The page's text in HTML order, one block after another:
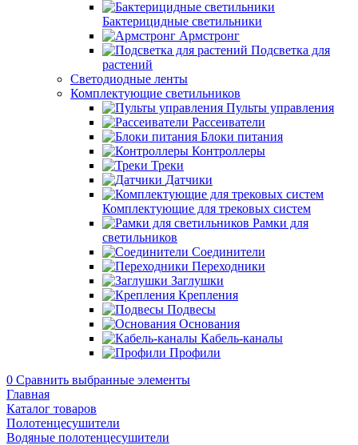
Бактерицидные светильники
Армстронг
Подсветка для
растений
Светодиодные ленты
Комплектующие светильников
Пульты управления
Рассеиватели
Блоки питания
Контроллеры
Треки
Датчики
Комплектующие для трековых систем
Рамки для
светильников
Соединители
Переходники
Заглушки
Крепления
Подвесы
Основания
Кабель-каналы
Профили
0 Сравнить выбранные элементы
Главная
Каталог товаров
Полотенцесушители
Водяные полотенцесушители